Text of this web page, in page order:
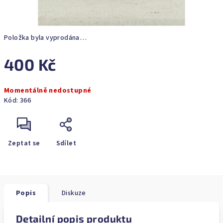
Položka byla vyprodána…
400 Kč
cena:
Momentálně nedostupné
Kód: 366
Zeptat se Sdílet
Popis Diskuze
Detailní popis produktu